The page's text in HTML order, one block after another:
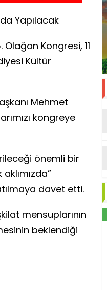
Yapılacak
Olağan Kongresi, 11
Kültür
Mehmet
kongreye
önemli bir
davet etti.
mensuplarının
beklendiği